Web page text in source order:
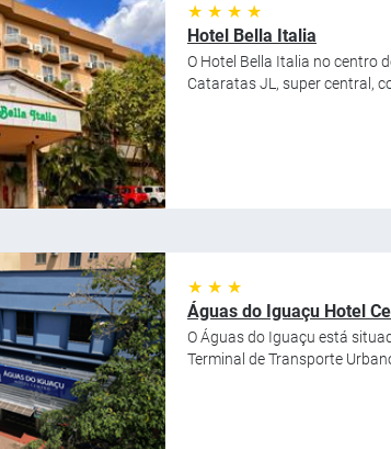
★ ★ ★ ★
Hotel Bella Italia
O Hotel Bella Italia no centro
Cataratas JL, super central,
★ ★ ★
Águas do Iguaçu Hotel
O Águas do Iguaçu está
Terminal de Transporte